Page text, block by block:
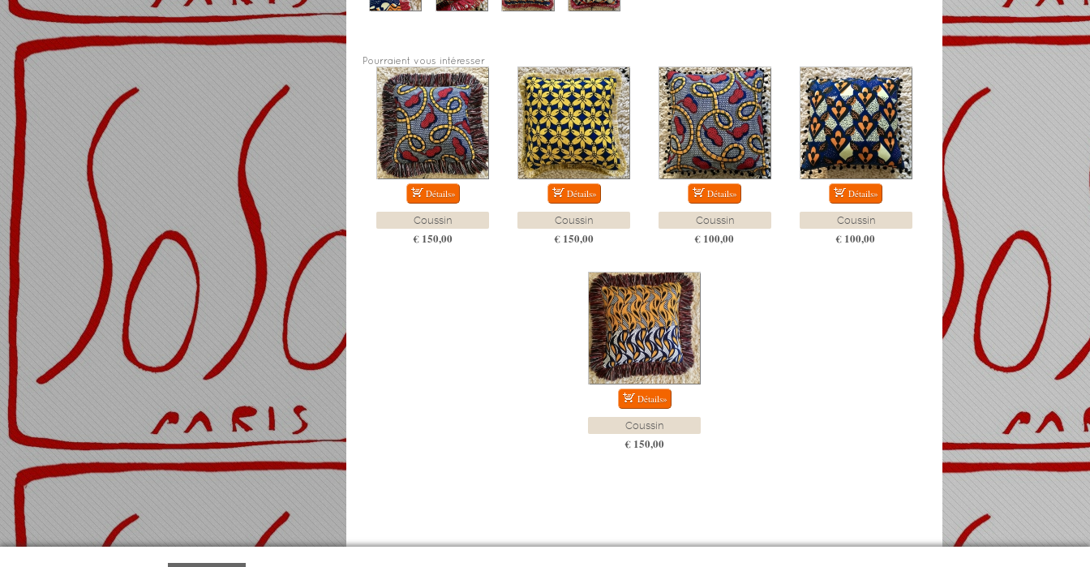
Pourraient vous intéresser
Coussin
€ 150,00
Coussin
€ 150,00
Coussin
€ 100,00
Coussin
€ 100,00
Coussin
€ 150,00